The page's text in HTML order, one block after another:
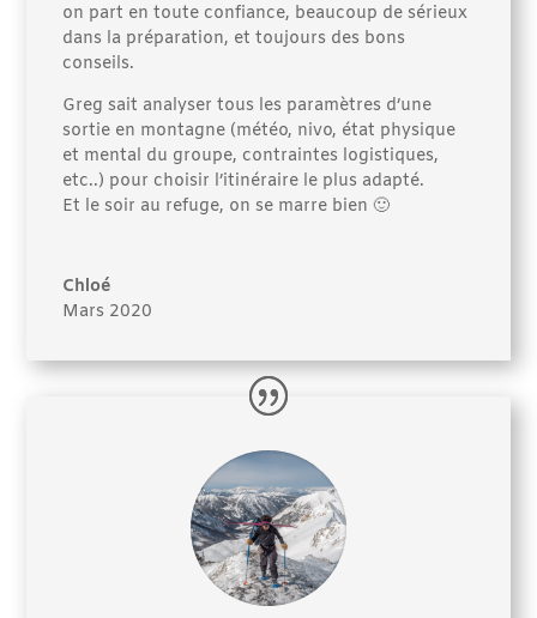
on part en toute confiance, beaucoup de sérieux
dans la préparation, et toujours des bons
conseils.
Greg sait analyser tous les paramètres d’une
sortie en montagne (météo, nivo, état physique
et mental du groupe, contraintes logistiques,
etc..) pour choisir l’itinéraire le plus adapté.
Et le soir au refuge, on se marre bien 🙂
Chloé
Mars 2020